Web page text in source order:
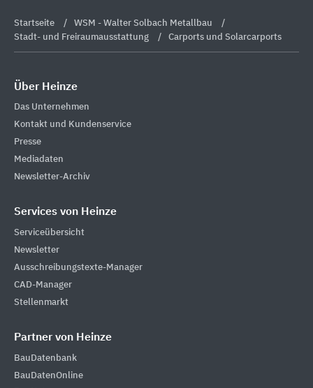
Startseite
WSM - Walter Solbach Metallbau
Stadt- und Freiraumausstattung
Carports und Solarcarports
Über Heinze
Das Unternehmen
Kontakt und Kundenservice
Presse
Mediadaten
Newsletter-Archiv
Services von Heinze
Serviceübersicht
Newsletter
Ausschreibungstexte-Manager
CAD-Manager
Stellenmarkt
Partner von Heinze
BauDatenbank
BauDatenOnline